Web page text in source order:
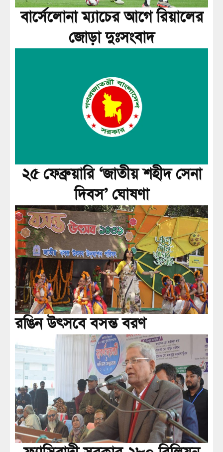
বার্সেলোনা ম্যাচের আগে রিয়ালের
জোড়া দুঃসংবাদ
২৫ ফেব্রুয়ারি ‘জাতীয় শহীদ সেনা
দিবস’ ঘোষণা
রঙিন উৎসবে বসন্ত বরণ